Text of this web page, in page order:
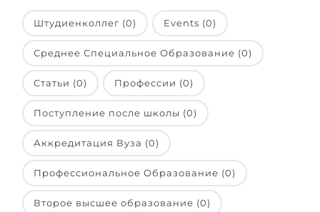
Штудиенколлег (0) Events (0)
Среднее Специальное Образование (0)
Статьи (0) Профессии (0)
Поступление после школы (0)
Аккредитация Вуза (0)
Профессиональное Образование (0)
Второе высшее образование (0)